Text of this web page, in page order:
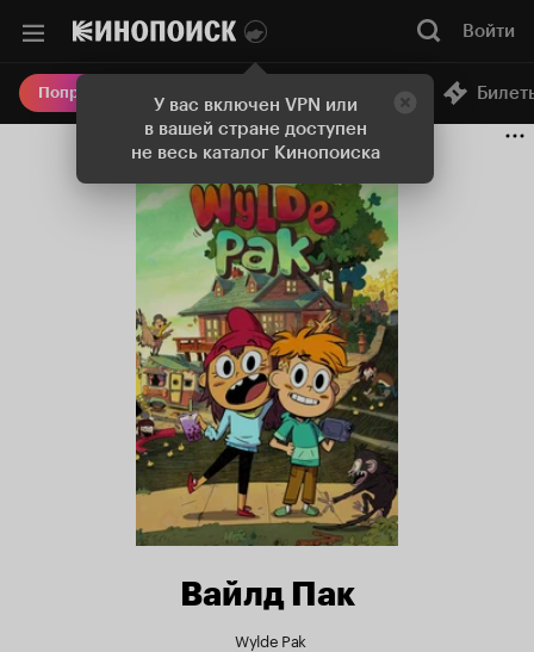
У вас включен VPN или
в вашей стране доступен
не весь каталог Кинопоиска
Войти
Попробовать Плюс Онлайн-кинотеатр
Вайлд Пак
Wylde Pak